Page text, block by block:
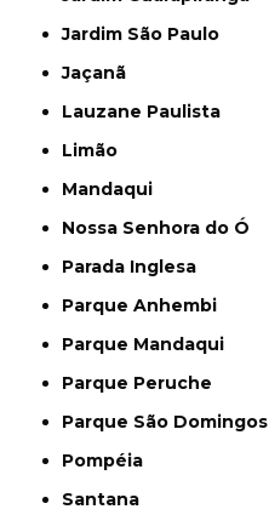
Jardim São Paulo
Jaçanã
Lauzane Paulista
Limão
Mandaqui
Nossa Senhora do Ó
Parada Inglesa
Parque Anhembi
Parque Mandaqui
Parque Peruche
Parque São Domingos
Pompéia
Santana